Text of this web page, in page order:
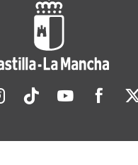
sociales JCCM